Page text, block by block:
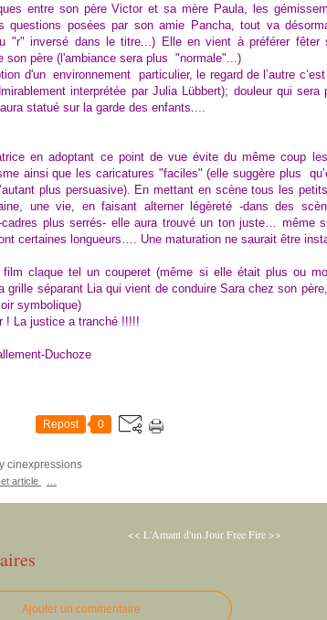
entre son père Victor et sa mère Paula,
les
questions posées par son amie Pancha, tout va
"r" inversé dans le titre...) Elle en vient à préférer fêter
son père (l'ambiance sera plus "normale"...)
d'un environnement particulier, le regard de l’autre
interprétée par Julia Lübbert); douleur qui sera
statué sur la garde des enfants....
en adoptant ce point de vue évite du même coup
ainsi que les caricatures "faciles" (ellesuggère plus
plus persuasive). En mettant en scène tous les
une vie, en faisant alterner légèreté -dans des
cadres plus serrés- elle aura trouvé un ton juste… même
certaines longueurs…. Une maturation ne saurait être
film claque tel un couperet (même si elle était plus ou
grille séparant Lia qui vient de conduire Sara chez son
symbolique)
! La justice a tranché !!!!!
Duchoze
Repost 0
cinexpressions
article
<< L'Amant d'un JourFree Fire >>
Ajouter un commentaire